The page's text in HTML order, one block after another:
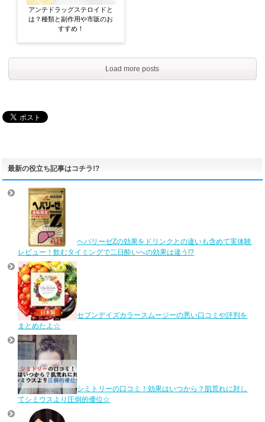
アンテドラッグステロイドと
は？種類と副作用や市販のお
すすめ！
Load more posts
最新の役立ち記事はコチラ!?
ヘパリーゼZの効果をドリンクとの違いも含めて実体験
レビュー！飲むタイミングで二日酔いへの効果は違う!?
セブンデイズカラースムージーの悪い口コミや評判を
まとめたよ☆
シミトリーの口コミ！効果はいつから？肌荒れに対し
てシミウスより圧倒的優位☆